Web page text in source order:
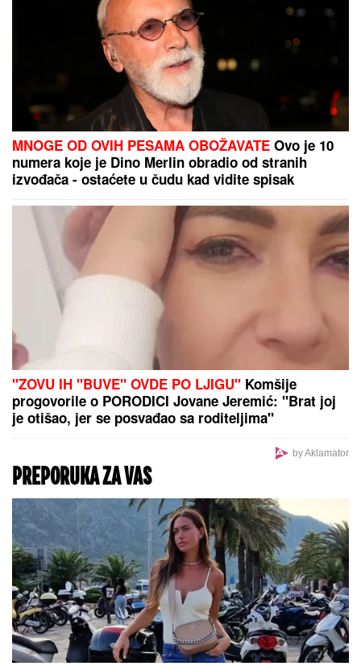
MNOGE OD OVIH PESAMA OBOŽAVATE Ovo je 10
numera koje je Dino Merlin obradio od stranih
izvođača - ostaćete u čudu kad vidite spisak
"ZOVU IH "BUVE" OVDE PO LJIGU" Komšije
progovorile o PORODICI Jovane Jeremić: "Brat joj
je otišao, jer se posvađao sa roditeljima"
by Aklamator
PREPORUKA ZA VAS